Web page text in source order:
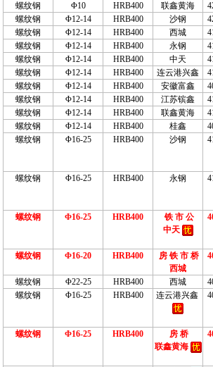
螺纹钢
Φ10 HRB400 联鑫黄海
螺纹钢
Φ12-14 HRB400 沙钢
螺纹钢
Φ12-14 HRB400 西城
螺纹钢
Φ12-14 HRB400 永钢
螺纹钢
Φ12-14 HRB400 中天
螺纹钢
Φ12-14 HRB400 连云港兴鑫
螺纹钢
Φ12-14 HRB400 安徽富鑫
螺纹钢
Φ12-14 HRB400 江苏镔鑫
螺纹钢
Φ12-14 HRB400 联鑫黄海
螺纹钢
Φ12-14 HRB400 桂鑫
螺纹钢
Φ16-25 HRB400 沙钢
螺纹钢 Φ16-25 HRB400 永钢
螺纹钢 Φ16-25 HRB400 铁 市 公
中天
螺纹钢 Φ16-20 HRB400 房 铁 市 桥
西城
螺纹钢 Φ22-25 HRB400 西城
螺纹钢
Φ16-25 HRB400 连云港兴鑫
螺纹钢 Φ16-25 HRB400 房 桥
联鑫黄海